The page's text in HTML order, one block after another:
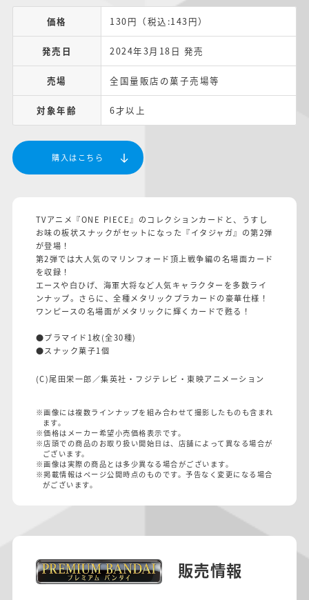
価格 130円（税込:143円）
発売日 2024年3月18日 発売
売場 全国量販店の菓子売場等
対象年齢 6才以上
購入はこちら
TVアニメ『ONE PIECE』のコレクションカードと、うすし
お味の板状スナックがセットになった『イタジャガ』の第2弾
が登場！
第2弾では大人気のマリンフォード頂上戦争編の名場面カード
を収録！
エースや白ひげ、海軍大将など人気キャラクターを多数ライ
ンナップ。さらに、全種メタリックプラカードの豪華仕様！
ワンピースの名場面がメタリックに輝くカードで甦る！
●プラマイド1枚(全30種)
●スナック菓子1個
(C)尾田栄一郎／集英社・フジテレビ・東映アニメーション
※画像には複数ラインナップを組み合わせて撮影したものも含まれ
ます。
※価格はメーカー希望小売価格表示です。
※店頭での商品のお取り扱い開始日は、店舗によって異なる場合が
ございます。
※画像は実際の商品とは多少異なる場合がございます。
※掲載情報はページ公開時点のものです。予告なく変更になる場合
がございます。
販売情報